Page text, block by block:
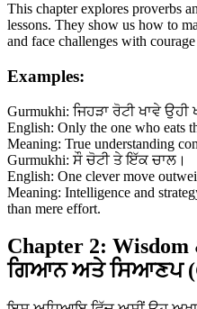
This chapter explores proverbs
lessons. They show us how to
and face challenges with
Examples:
Gurmukhi: ਜਿਹੜਾ ਰੋਟੀ ਖਾਵੇ
English: Only the one who eats
Meaning: True understanding
Gurmukhi: ਸੌ ਚੋਟੀ ਤੇ ਇੱਕ ਚਾਲ।
English: One clever move
Meaning: Intelligence and
than mere effort.
Chapter 2: Wisdom
ਗਿਆਨ ਅਤੇ ਸਿਆਣਪ